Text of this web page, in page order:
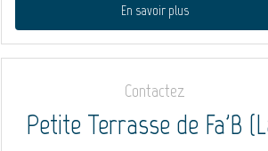
En savoir plus
Contactez
Petite Terrasse de Fa'B